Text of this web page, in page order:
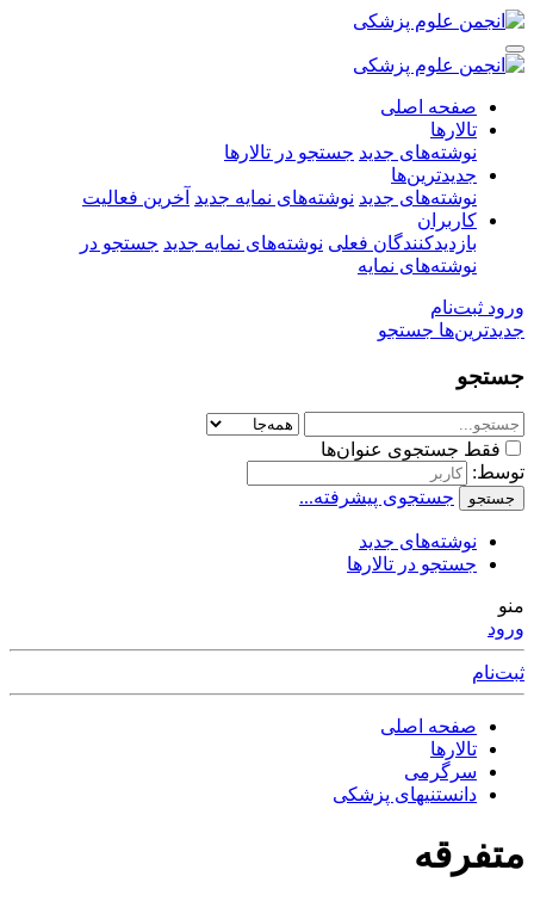
صفحه اصلی
تالارها
نوشته‌های جدید جستجو در تالارها
جدیدترین‌ها
نوشته‌های جدید نوشته‌های نمایه جدید آخرین فعالیت
کاربران
بازدیدکنندگان فعلی نوشته‌های نمایه جدید جستجو در
نوشته‌های نمایه
ورود ثبت‌نام
جدیدترین‌ها جستجو
جستجو
فقط جستجوی عنوان‌ها
توسط:
جستجو جستجوی پیشرفته...
نوشته‌های جدید
جستجو در تالارها
منو
ورود
ثبت‌نام
صفحه اصلی
تالارها
سرگرمی
دانستنیهای پزشکی
متفرقه